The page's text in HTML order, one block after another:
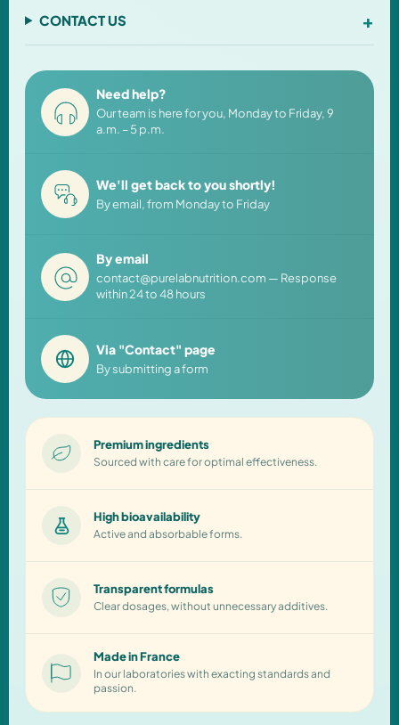
CONTACT US +
Need help?
Our team is here for you, Monday to Friday, 9
a.m. – 5 p.m.
We'll get back to you shortly!
By email, from Monday to Friday
By email
contact@purelabnutrition.com — Response
within 24 to 48 hours
Via "Contact" page
By submitting a form
Premium ingredients
Sourced with care for optimal effectiveness.
High bioavailability
Active and absorbable forms.
Transparent formulas
Clear dosages, without unnecessary additives.
Made in France
In our laboratories with exacting standards and
passion.